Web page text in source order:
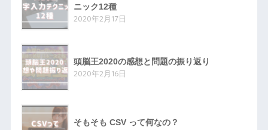
ニック12種
2020年2月17日
頭脳王2020の感想と問題の振り返り
2020年2月16日
そもそも CSV って何なの？